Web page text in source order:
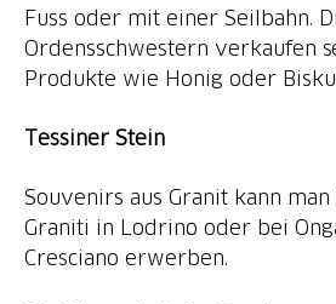
Fuss oder mit einer Seilbahn.
Ordensschwestern verkaufen
Produkte wie Honig oder
Tessiner Stein
Souvenirs aus Granit kann man
Graniti in Lodrino oder bei
Cresciano erwerben.